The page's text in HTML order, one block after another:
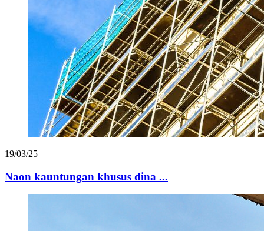
19/03/25
Naon kauntungan khusus dina ...